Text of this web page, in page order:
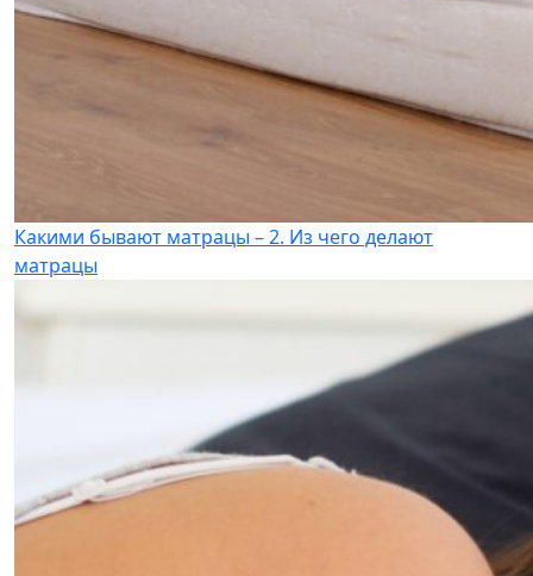
Какими бывают матрацы – 2. Из чего делают
матрацы